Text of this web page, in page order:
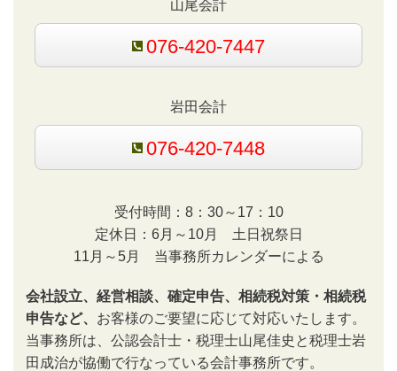
山尾会計
076-420-7447
岩田会計
076-420-7448
受付時間：8：30～17：10
定休日：6月～10月 土日祝祭日
11月～5月 当事務所カレンダーによる
会社設立、経営相談、確定申告、相続税対策・相続税
申告など、 お客様のご要望に応じて対応いたします。
当事務所は、公認会計士・税理士山尾佳史と税理士岩
田成治が協働で行なっている会計事務所です。